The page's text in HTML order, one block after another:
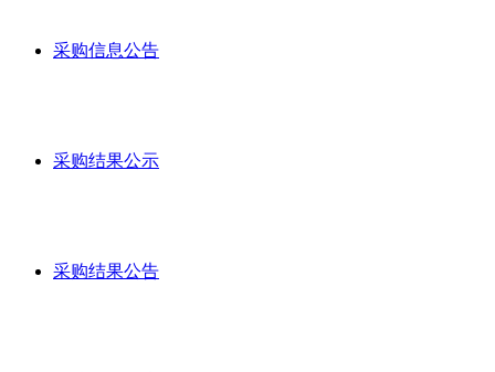
采购信息公告
采购结果公示
采购结果公告